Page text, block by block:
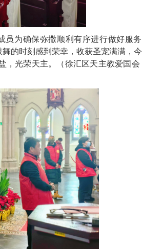
员为确保弥撒顺利有序进行做好服
的时刻感到荣幸，收获圣宠满满，
，光荣天主。（徐汇区天主教爱国会